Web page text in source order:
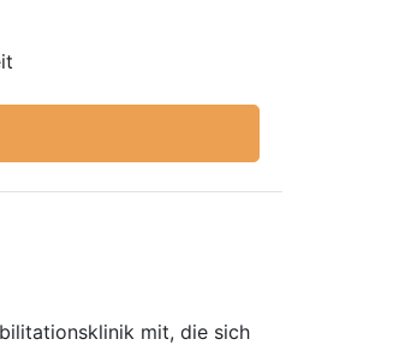
mit, die sich